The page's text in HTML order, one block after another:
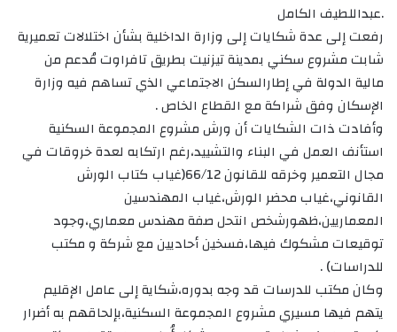
.عبداللطيف الكامل
رفعت إلى عدة شكايات إلى وزارة الداخلية بشأن اختلالات تعميرية
شابت مشروع سكني بمدينة تيزنيت بطريق تافراوت مُدعم من
مالية الدولة في إطارالسكن الاجتماعي الذي تساهم فيه وزارة
الإسكان وفق شراكة مع القطاع الخاص .
وأفادت ذات الشكايات أن ورش مشروع المجموعة السكنية
استأنف العمل في البناء والتشييد،رغم ارتكابه لعدة خروقات في
مجال التعمير وخرقه للقانون 66/12(غياب كتاب الورش
القانوني،غياب محضر الورش،غياب المهندسين
المعماريين،ظهورشخص انتحل صفة مهندس معماري،وجود
توقيعات مشكوك فيها،فسخين أحاديين مع شركة و مكتب
للدراسات) .
وكان مكتب للدرسات قد وجه بدوره،شكاية إلى عامل الإقليم
يتهم فيها مسيري مشروع المجموعة السكنية،بإلحاقهم به أضرار